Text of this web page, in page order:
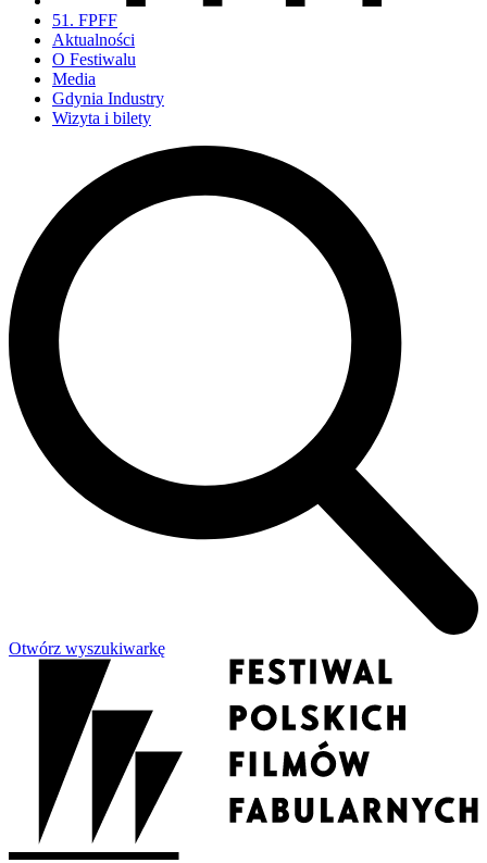
51. FPFF
Aktualności
O Festiwalu
Media
Gdynia Industry
Wizyta i bilety
Otwórz wyszukiwarkę